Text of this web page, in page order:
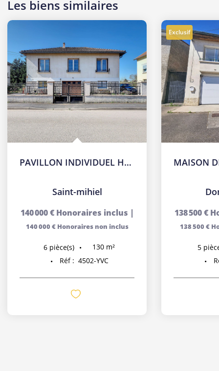
Les biens similaires
PAVILLON INDIVIDUEL HABITABLE DE SUITE
Saint-mihiel
140 000 € Honoraires inclus |
140 000 € Honoraires non inclus
6 pièce(s) 130 m²
Réf : 4502-YVC
Exclusif
138 500 €
138 500 €
5